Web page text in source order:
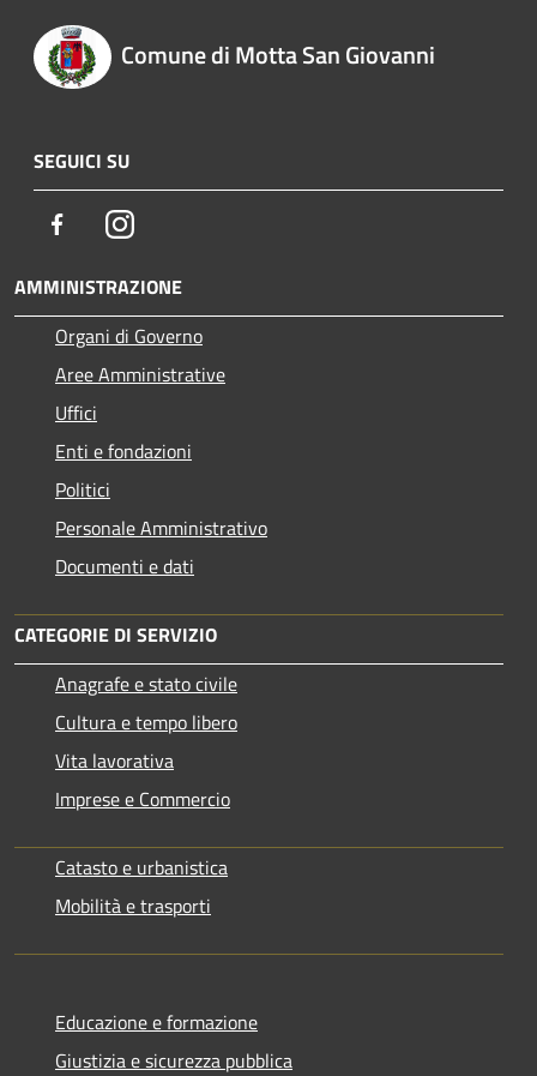
Comune di Motta San Giovanni
SEGUICI SU
FacebookInstagram
AMMINISTRAZIONE
Organi di Governo
Aree Amministrative
Uffici
Enti e fondazioni
Politici
Personale Amministrativo
Documenti e dati
CATEGORIE DI SERVIZIO
Anagrafe e stato civile
Cultura e tempo libero
Vita lavorativa
Imprese e Commercio
Catasto e urbanistica
Mobilità e trasporti
Educazione e formazione
Giustizia e sicurezza pubblica